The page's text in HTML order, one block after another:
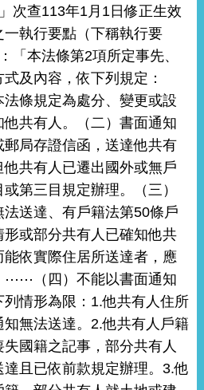
次查113年1月1日修正生效
執行要點（下稱執行要
「本法條第2項所定事先、
及內容，依下列規定：
法條規定為處分、變更或設
共有人。（二）書面通知
局存證信函，送達他共有
共有人已遷出國外或無戶
第三目規定辦理。（三）
送達、有戶籍法第50條戶
或部分共有人已確知他共
依實際住居所送達者，應
⋯⋯（四）不能以書面通知
情形為限：1.他共有人住所
無法送達。2.他共有人戶籍
國籍之記事，部分共有人
且已依前款規定辦理。3.他